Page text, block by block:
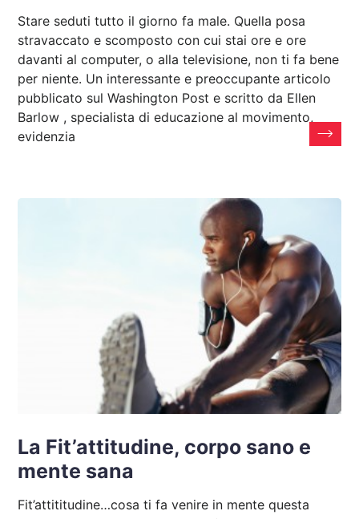
Stare seduti tutto il giorno fa male. Quella posa
stravaccato e scomposto con cui stai ore e ore
davanti al computer, o alla televisione, non ti fa bene
per niente. Un interessante e preoccupante articolo
pubblicato sul Washington Post e scritto da Ellen
Barlow , specialista di educazione al movimento,
evidenzia
La Fit’attitudine, corpo sano e
mente sana
Fit’attititudine…cosa ti fa venire in mente questa